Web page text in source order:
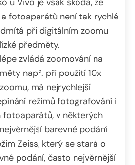
fotoaparátů není tak rychlé
při digitálním zoomu
předměty.
zvládá zoomování na
např. při použití 10x
má nejrychlejší
režimů fotografování i
fotoaparátů, v některých
barevné podání
Zeiss, který se stará o
podání, často nejvěrnější